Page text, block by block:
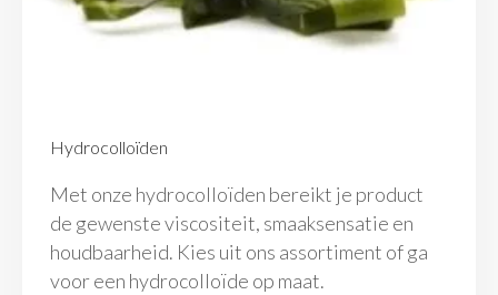
Hydrocolloïden
Met onze hydrocolloïden bereikt je product
de gewenste viscositeit, smaaksensatie en
houdbaarheid. Kies uit ons assortiment of ga
voor een hydrocolloïde op maat.